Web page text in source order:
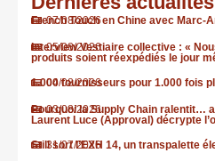
07/08/2026
French Touch en Chine avec Marc-
05/08/2026
Interview Vestiaire collective : «
produits soient réexpédiés le jour
04/08/2026
1.000 fournisseurs pour 1.000 fois
03/08/2026
Pourquoi la Supply Chain ralentit…
Laurent Luce (Approval) décrypte
31/07/2026
Still sort l’EXH 14, un transpalette